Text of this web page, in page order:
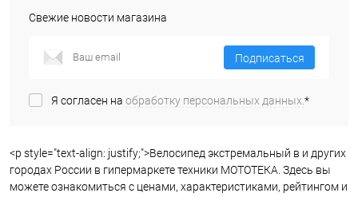
Свежие новости магазина
Подписаться
Я согласен на обработку персональных данных.*
<p style="text-align: justify;">Велосипед экстремальный в и других
городах России в гипермаркете техники МОТОТЕКА. Здесь вы
можете ознакомиться с ценами, характеристиками, рейтингом и